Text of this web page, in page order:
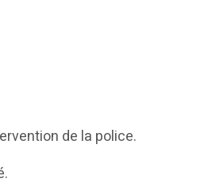
de la police.